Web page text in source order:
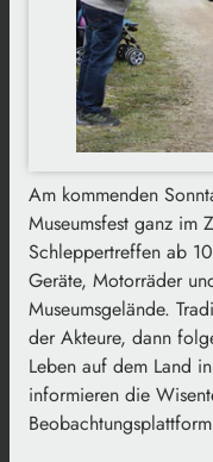
Am kommenden
Museumsfest ganz im
Schleppertreffen ab
Geräte, Motorräder
Museumsgelände.
der Akteure, dann
Leben auf dem Land
informieren die